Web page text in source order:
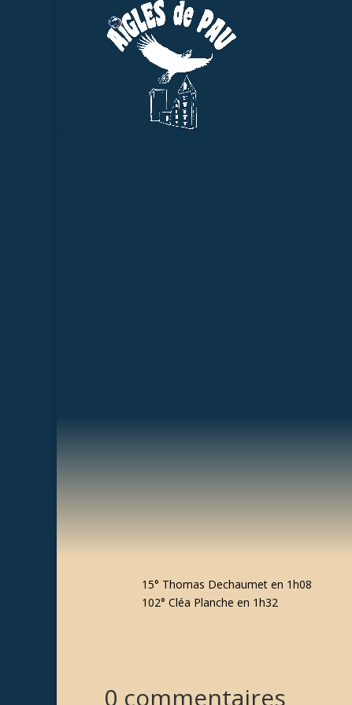
15° Thomas Dechaumet en 1h08
102° Cléa Planche en 1h32
0 commentaires